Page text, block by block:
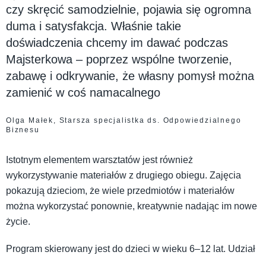
czy skręcić samodzielnie, pojawia się ogromna
duma i satysfakcja. Właśnie takie
doświadczenia chcemy im dawać podczas
Majsterkowa – poprzez wspólne tworzenie,
zabawę i odkrywanie, że własny pomysł można
zamienić w coś namacalnego
Olga Małek, Starsza specjalistka ds. Odpowiedzialnego
Biznesu
Istotnym elementem warsztatów jest również
wykorzystywanie materiałów z drugiego obiegu. Zajęcia
pokazują dzieciom, że wiele przedmiotów i materiałów
można wykorzystać ponownie, kreatywnie nadając im nowe
życie.
Program skierowany jest do dzieci w wieku 6–12 lat. Udział